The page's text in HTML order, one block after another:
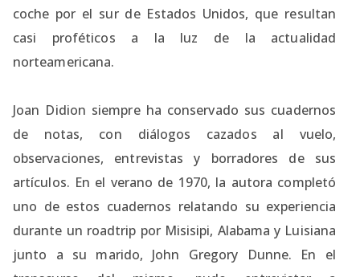
coche por el sur de Estados Unidos, que resultan
casi proféticos a la luz de la actualidad
norteamericana.
Joan Didion siempre ha conservado sus cuadernos
de notas, con diálogos cazados al vuelo,
observaciones, entrevistas y borradores de sus
artículos. En el verano de 1970, la autora completó
uno de estos cuadernos relatando su experiencia
durante un roadtrip por Misisipi, Alabama y Luisiana
junto a su marido, John Gregory Dunne. En el